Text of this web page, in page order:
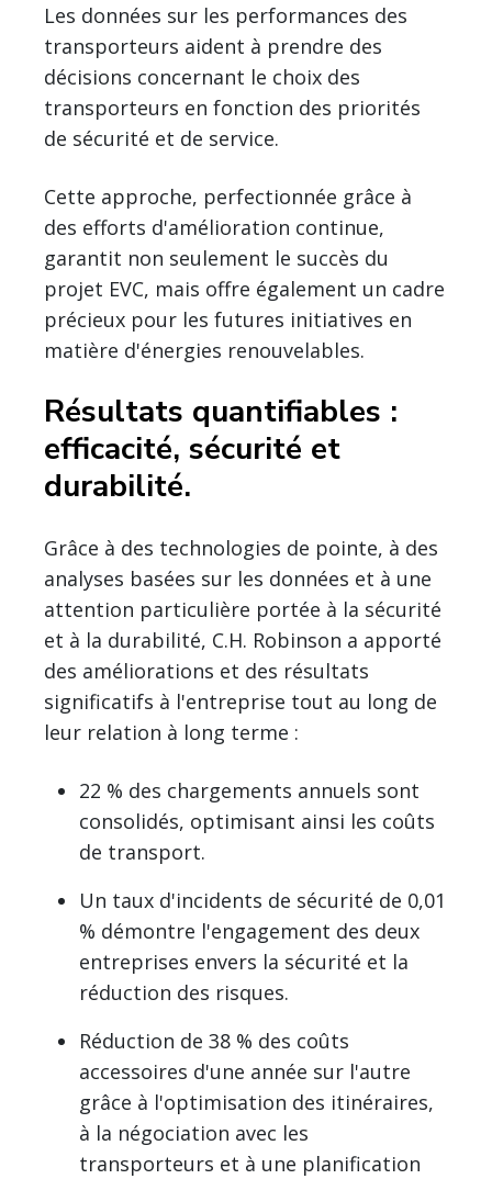
Les données sur les performances des
transporteurs aident à prendre des
décisions concernant le choix des
transporteurs en fonction des priorités
de sécurité et de service.
Cette approche, perfectionnée grâce à
des efforts d'amélioration continue,
garantit non seulement le succès du
projet EVC, mais offre également un cadre
précieux pour les futures initiatives en
matière d'énergies renouvelables.
Résultats quantifiables :
efficacité, sécurité et
durabilité.
Grâce à des technologies de pointe, à des
analyses basées sur les données et à une
attention particulière portée à la sécurité
et à la durabilité, C.H. Robinson a apporté
des améliorations et des résultats
significatifs à l'entreprise tout au long de
leur relation à long terme :
22 % des chargements annuels sont
consolidés, optimisant ainsi les coûts
de transport.
Un taux d'incidents de sécurité de 0,01
% démontre l'engagement des deux
entreprises envers la sécurité et la
réduction des risques.
Réduction de 38 % des coûts
accessoires d'une année sur l'autre
grâce à l'optimisation des itinéraires,
à la négociation avec les
transporteurs et à une planification